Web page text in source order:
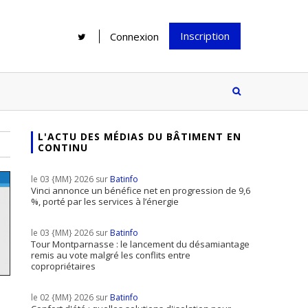
Connexion Inscription
idée mais...
Le print sous toutes ses formes a-t-
il encore sa place dans un monde
Rénover une salle de bains : gagner
supports
inscrire
à notre
?
L'ACTU DES MÉDIAS DU BÂTIMENT EN
CONTINU
le 03 {MM} 2026 surBatinfo
Vinci annonce un bénéfice net en progression de 9,6
%, porté par les services à l’énergie
le 03 {MM} 2026 surBatinfo
Tour Montparnasse : le lancement du désamiantage
remis au vote malgré les conflits entre
copropriétaires
le 02 {MM} 2026 surBatinfo